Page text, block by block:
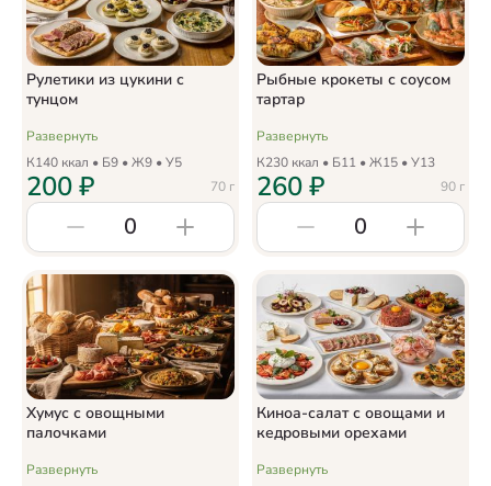
Рулетики из цукини с
тунцом
Развернуть
К140 ккал • Б9 • Ж9 • У5
70 г
200₽
0
Рыбные крокеты с соусом
тартар
Развернуть
К230 ккал • Б11 • Ж15 • У13
90 г
260₽
0
Хумус с овощными
палочками
Развернуть
Киноа-салат с овощами и
кедровыми орехами
Развернуть